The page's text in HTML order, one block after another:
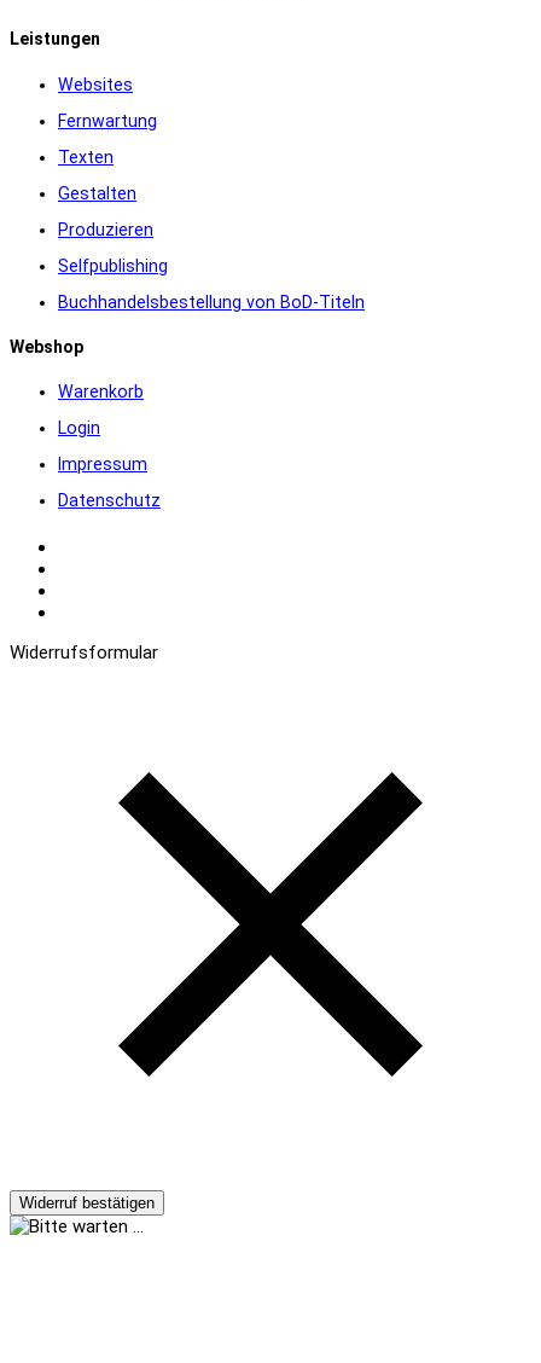
Leistungen
Websites
Fernwartung
Texten
Gestalten
Produzieren
Selfpublishing
Buchhandelsbestellung von BoD-Titeln
Webshop
Warenkorb
Login
Impressum
Datenschutz
Widerrufsformular
Widerruf bestätigen